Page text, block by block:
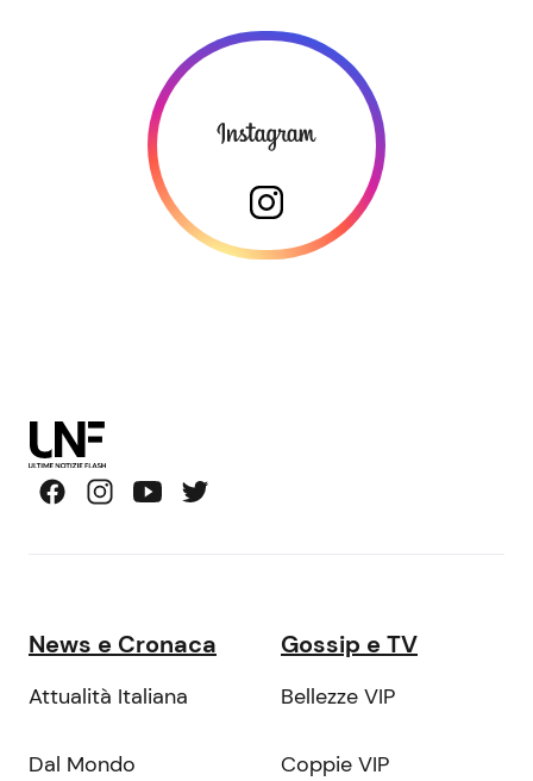
News e Cronaca
Attualità Italiana
Dal Mondo
Gossip e TV
Bellezze VIP
Coppie VIP